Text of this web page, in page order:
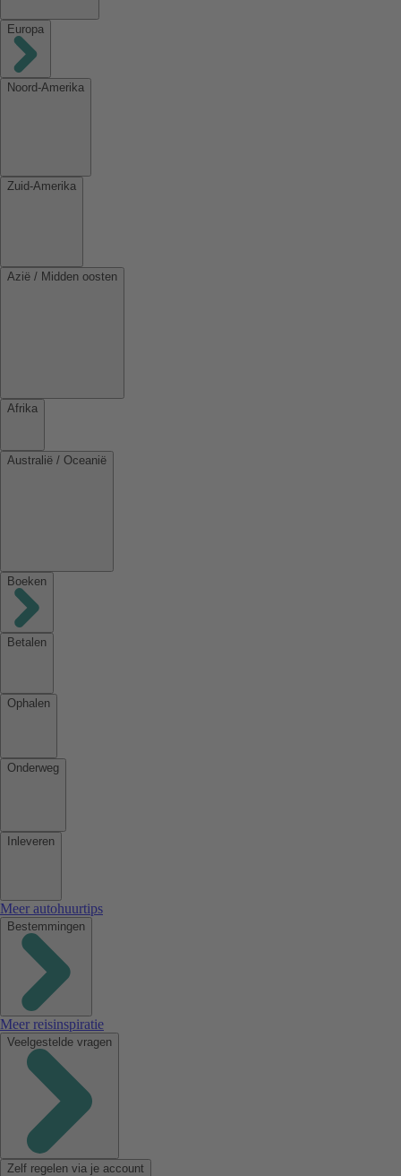
Europa
Noord-Amerika
Zuid-Amerika
Azië / Midden oosten
Afrika
Australië / Oceanië
Boeken
Betalen
Ophalen
Onderweg
Inleveren
Meer autohuurtips
Bestemmingen
Meer reisinspiratie
Veelgestelde vragen
Zelf regelen via je account